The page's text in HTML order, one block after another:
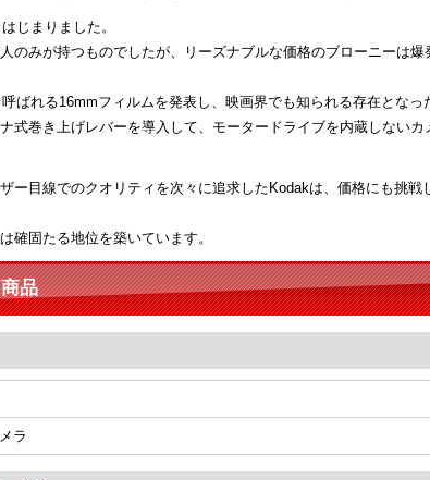
じまりました。
のみが持つものでしたが、リーズナブルな価格のブローニーは爆
ばれる16mmフィルムを発表し、映画界でも知られる存在となっ
式巻き上げレバーを導入して、モータードライブを内蔵しないカ
ー目線でのクオリティを次々に追求したKodakは、価格にも挑戦
確固たる地位を築いています。
品
ラ